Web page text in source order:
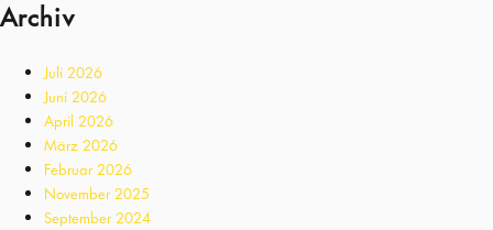
Archiv
Juli 2026
Juni 2026
April 2026
März 2026
Februar 2026
November 2025
September 2024